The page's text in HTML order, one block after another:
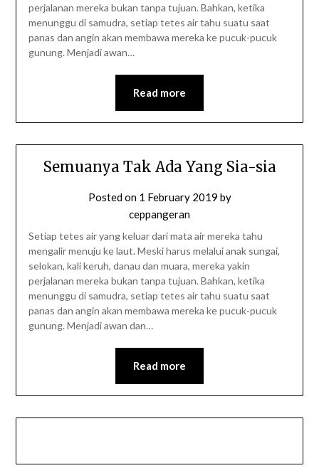
perjalanan mereka bukan tanpa tujuan. Bahkan, ketika
menunggu di samudra, setiap tetes air tahu suatu saat
panas dan angin akan membawa mereka ke pucuk-pucuk
gunung. Menjadi awan…
Read more
Semuanya Tak Ada Yang Sia-sia
Posted on 1 February 2019 by
ceppangeran
Setiap tetes air yang keluar dari mata air mereka tahu
mengalir menuju ke laut. Meski harus melalui anak sungai,
selokan, kali keruh, danau dan muara, mereka yakin
perjalanan mereka bukan tanpa tujuan. Bahkan, ketika
menunggu di samudra, setiap tetes air tahu suatu saat
panas dan angin akan membawa mereka ke pucuk-pucuk
gunung. Menjadi awan dan…
Read more